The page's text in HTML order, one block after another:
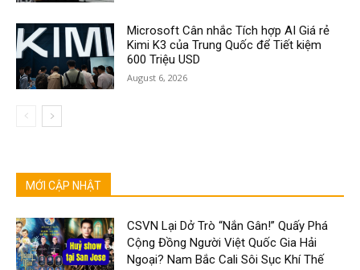
Microsoft Cân nhắc Tích hợp AI Giá rẻ
Kimi K3 của Trung Quốc để Tiết kiệm
600 Triệu USD
August 6, 2026
MỚI CẬP NHẬT
CSVN Lại Dở Trò “Nắn Gân!” Quấy Phá
Cộng Đồng Người Việt Quốc Gia Hải
Ngoại? Nam Bắc Cali Sôi Sục Khí Thế